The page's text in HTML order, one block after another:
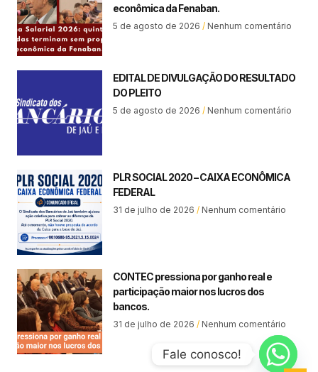
econômica da Fenaban.
5 de agosto de 2026 Nenhum comentário
EDITAL DE DIVULGAÇÃO DO RESULTADO
DO PLEITO
5 de agosto de 2026 Nenhum comentário
PLR SOCIAL 2020 – CAIXA ECONÔMICA
FEDERAL
31 de julho de 2026 Nenhum comentário
CONTEC pressiona por ganho real e
participação maior nos lucros dos
bancos.
31 de julho de 2026 Nenhum comentário
Fale conosco!